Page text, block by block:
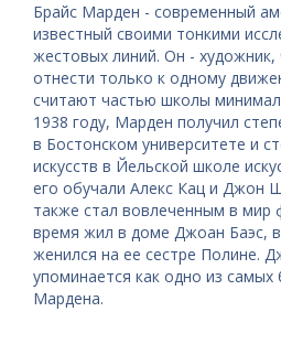
Брайс Марден - современный
известный своими тонкими
жестовых линий. Он -
отнести только к одному
считают частью школы
1938 году, Марден получил
в Бостонском университете и
искусств в Йельской школе
его обучали Алекс Кац и Джон
также стал вовлеченным в мир
время жил в доме Джоан Баэс,
женился на ее сестре Полине.
упоминается как одно из
Мардена.